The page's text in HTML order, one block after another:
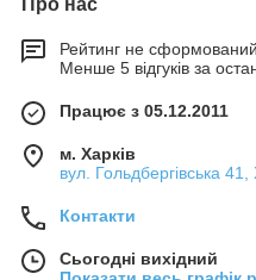
Про нас
Рейтинг не сформований
Менше 5 відгуків за
Працює з 05.12.2011
м. Харків
вул. Гольдбергівська 41,
Контакти
Сьогодні вихідний